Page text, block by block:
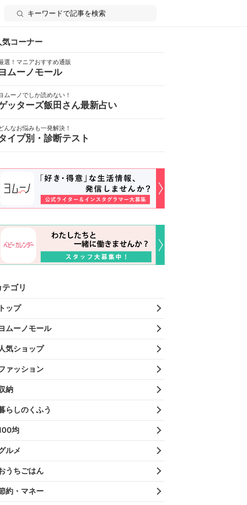
気コーナー
選！マニアおすすめ通販
ムーノモール
ムーノでしか読めない！
ッターズ飯田さん最新占い
んなお悩みも一発解決！
イプ別・診断テスト
テゴリ
トップ
ムーノモール
気ショップ
ァッション
納
らしのくふう
均
ルメ
うちごはん
約・マネー